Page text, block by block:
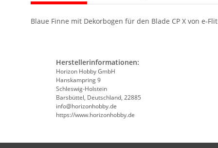
Blaue Finne mit Dekorbogen für den Blade CP X von e-
Herstellerinformationen:
Horizon Hobby GmbH
Hanskampring 9
Schleswig-Holstein
Barsbüttel, Deutschland, 22885
info@horizonhobby.de
https://www.horizonhobby.de